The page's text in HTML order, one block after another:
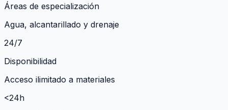
Áreas de especialización
Agua, alcantarillado y drenaje
24/7
Disponibilidad
Acceso ilimitado a materiales
<24h